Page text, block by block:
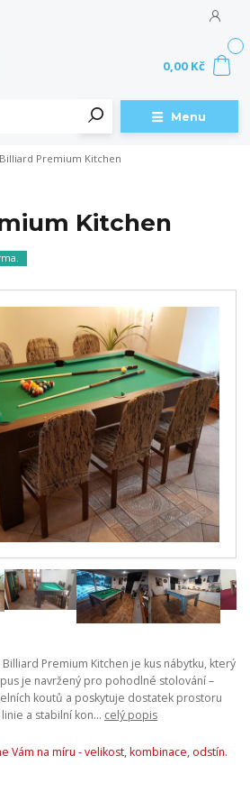
Menu
0,00 Kč
Billiard Premium Kitchen
Kitchen
Premium Kitchen je kus nábytku, který
je navržený pro pohodlné stolování –
koutů a poskytuje dostatek prostoru
a stabilní kon... celý popis
Vám na míru - velikost, kombinace, odstín.